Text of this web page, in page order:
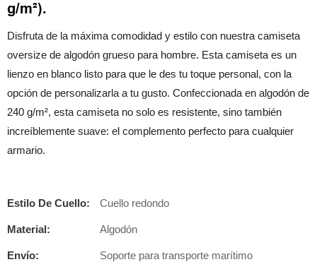
g/m²).
Disfruta de la máxima comodidad y estilo con nuestra camiseta
oversize de algodón grueso para hombre. Esta camiseta es un
lienzo en blanco listo para que le des tu toque personal, con la
opción de personalizarla a tu gusto. Confeccionada en algodón de
240 g/m², esta camiseta no solo es resistente, sino también
increíblemente suave: el complemento perfecto para cualquier
armario.
Estilo De Cuello: Cuello redondo
Material: Algodón
Envío: Soporte para transporte marítimo